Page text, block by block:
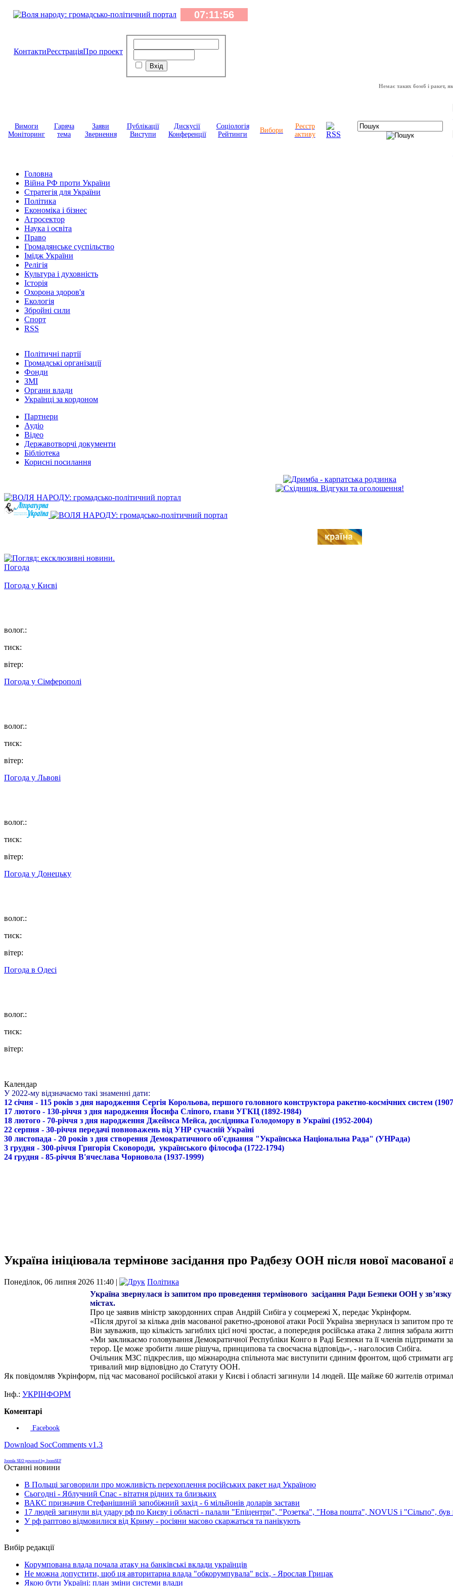
КонтактиРеєстраціяПро проект
Немає таких бомб і ракет, які
Вимоги
Моніторинг
Гаряча
тема
Заяви
Звернення
Публікації
Виступи
Дискусії
Конференції
Соціологія
Рейтинги
Вибори
Реєстр
активу
Головна
Війна РФ проти України
Стратегія для України
Політика
Економіка і бізнес
Агросектор
Наука і освіта
Право
Громадянське суспільство
Імідж України
Релігія
Культура і духовність
Історія
Охорона здоров'я
Екологія
Збройні сили
Спорт
RSS
Політичні партії
Громадські організації
Фонди
ЗМІ
Органи влади
Українці за кордоном
Партнери
Аудіо
Відео
Державотворчі документи
Бібліотека
Корисні посилання
Погода
Погода у Києві
волог.:
тиск:
вітер:
Погода у Сімферополі
волог.:
тиск:
вітер:
Погода у Львові
волог.:
тиск:
вітер:
Погода у Донецьку
волог.:
тиск:
вітер:
Погода в Одесі
волог.:
тиск:
вітер:
Календар
У 2022-му відзначаємо такі знаменні дати:
12 січня - 115 років з дня народження Сергія Корольова, першого головного конструктора ракетно-космічних систем
17 лютого - 130-річчя з дня народження Йосифа Сліпого, глави УГКЦ (1892-1984)
18 лютого - 70-річчя з дня народження Джеймса Мейса, дослідника Голодомору в Україні (1952-2004)
22 серпня - 30-річчя передачі повноважень від УНР сучасній Україні
30 листопада - 20 років з дня створення Демократичного об'єднання "Українська Національна Рада" (УНРада)
3 грудня - 300-річчя Григорія Сковороди, українського філософа (1722-1794)
24 грудня - 85-річчя В'ячеслава Чорновола (1937-1999)
Україна ініціювала термінове засідання про Радбезу ООН після нової масованої
Понеділок, 06 липня 2026 11:40 |
Політика
Україна звернулася із запитом про проведення термінового засідання Ради Безпеки ООН у
містах.
Про це заявив міністр закордонних справ Андрій Сибіга у соцмережі Х, передає Укрінформ.
«Після другої за кілька днів масованої ракетно-дронової атаки Росії Україна звернулася із запитом
Він зауважив, що кількість загиблих цієї ночі зростає, а попередня російська атака 2 липня забрала
«Ми закликаємо головування Демократичної Республіки Конго в Раді Безпеки та її членів підтримати
терор. Це може зробити лише рішуча, принципова та своєчасна відповідь», - наголосив Сибіга.
Очільник МЗС підкреслив, що міжнародна спільнота має виступити єдиним фронтом, щоб стримати
тривалий мир відповідно до Статуту ООН.
Як повідомляв Укрінформ, під час масованої російської атаки у Києві і області загинули 14 людей. Ще майже 60 жителів
Інф.: УКРІНФОРМ
Коментарі
Facebook
Download SocComments v1.3
Joomla SEO powered by JoomSEF
Останні новини
В Польщі заговорили про можливість перехоплення російських ракет над Україною
Сьогодні - Яблучний Спас - вітатня рідних та близьких
ВАКС призначив Стефанішиній запобіжний захід - 6 мільйонів доларів застави
17 людей загинули від удару рф по Києву і області - палали "Епіцентри", "Розетка", "Нова пошта", NOVUS і "Сільпо", був
У рф раптово відмовилися від Криму - росіяни масово скаржаться та панікують
Вибір редакції
Корумпована влада почала атаку на банківські вклади українців
Не можна допустити, щоб ця авторитарна влада "обкорумпувала" всіх, - Ярослав Грицак
Якою бути Україні: план зміни системи влади